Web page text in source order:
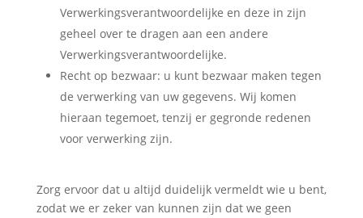
Verwerkingsverantwoordelijke en deze in zijn
geheel over te dragen aan een andere
Verwerkingsverantwoordelijke.
Recht op bezwaar: u kunt bezwaar maken tegen
de verwerking van uw gegevens. Wij komen
hieraan tegemoet, tenzij er gegronde redenen
voor verwerking zijn.
Zorg ervoor dat u altijd duidelijk vermeldt wie u bent,
zodat we er zeker van kunnen zijn dat we geen